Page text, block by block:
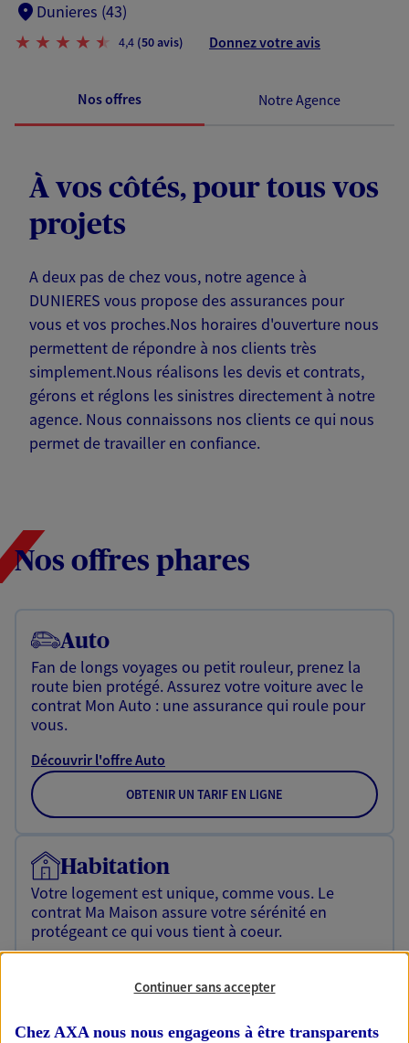
Dunieres (43)
4,4 (50 avis) Donnez votre avis
Nos offres Notre Agence
À vos côtés, pour tous vos
projets
A deux pas de chez vous, notre agence à
DUNIERES vous propose des assurances pour
vous et vos proches.Nos horaires d'ouverture nous
permettent de répondre à nos clients très
simplement.Nous réalisons les devis et contrats,
gérons et réglons les sinistres directement à notre
agence. Nous connaissons nos clients ce qui nous
permet de travailler en confiance.
Nos offres phares
Auto
Fan de longs voyages ou petit rouleur, prenez la
route bien protégé. Assurez votre voiture avec le
contrat Mon Auto : une assurance qui roule pour
vous.
Découvrir l'offre Auto
OBTENIR UN TARIF EN LIGNE
Habitation
Votre logement est unique, comme vous. Le
contrat Ma Maison assure votre sérénité en
protégeant ce qui vous tient à coeur.
OBTENIR UN TARIF EN LIGNE
Continuer sans accepter
Chez AXA nous nous engageons à être transparents